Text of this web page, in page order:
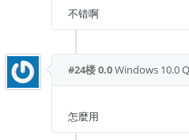
不错啊
#24楼0.0Windows 10.0
怎麼用